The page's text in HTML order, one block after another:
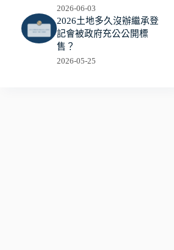
2026-06-03
2026土地多久沒辦繼承登
記會被政府充公公開標
售？
2026-05-25